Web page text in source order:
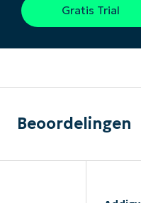
Gratis Trial
Beoordelingen